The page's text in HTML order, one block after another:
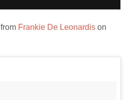
from Frankie De Leonardis on